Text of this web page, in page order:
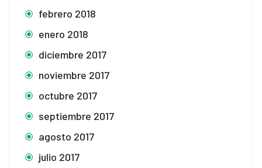
febrero 2018
enero 2018
diciembre 2017
noviembre 2017
octubre 2017
septiembre 2017
agosto 2017
julio 2017